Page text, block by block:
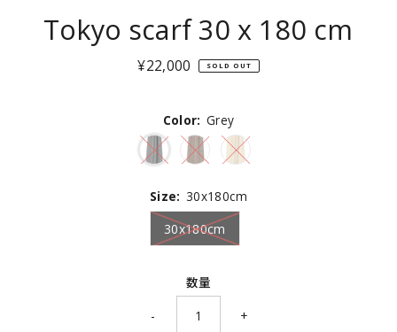
Tokyo scarf 30 x 180 cm
通
格
¥22,000 SOLD OUT
Color: Grey
Size: 30x180cm
30x180cm
数量
-
+